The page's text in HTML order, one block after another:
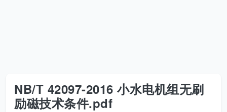
NB/T 42097-2016 小水电机组无刷
励磁技术条件.pdf